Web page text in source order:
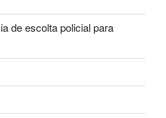
de escolta policial para